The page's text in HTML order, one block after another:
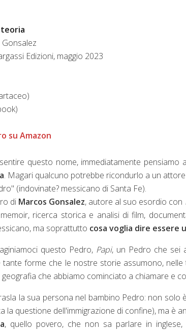
Edizioni, maggio 2023
su Amazon
questo nome, immediatamente
. Magari qualcuno potrebbe ricondurlo a un
(indovinate? messicano di Santa Fe).
di Marcos Gonsalez, autore al suo esordio con
ricerca storica e analisi di film,
ma soprattutto cosa voglia dire essere
questo Pedro, Papi, un Pedro che sei
tante forme che le nostre storie assumono,
geografia che abbiamo cominciato a chiamare e
la sua persona nel bambino Pedro: non solo
la questione dell'immigrazione di confine), ma è
, quello povero, che non sa parlare in